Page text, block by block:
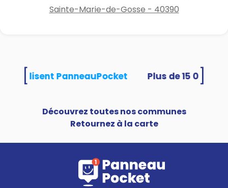
Sainte-Marie-de-Gosse - 40390
utilisent PanneauPocket
Découvrez toutes nos communes
Retournez à la carte